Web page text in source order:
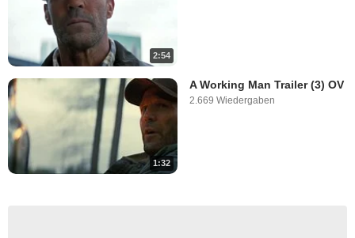
2:54
1:32
A Working Man Trailer (3) OV
2.669 Wiedergaben